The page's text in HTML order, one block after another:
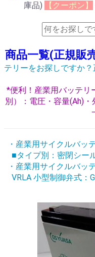
庫品)
【クーポン】
商品一覧(正規販
テリーをお探しですか
*便利！産業用バッテリ
別）：電圧・容量(Ah)
・産業用サイクルバッ
■タイプ別：密閉シー
・産業用サイクルバッ
VRLA 小型制御弁式：